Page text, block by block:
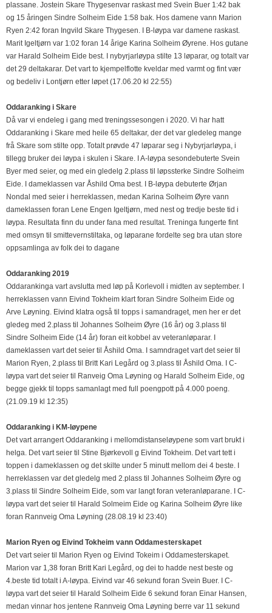
plassane. Jostein Skare Thygesenvar raskast med Svein Buer 1:42 bak
og 15 åringen Sindre Solheim Eide 1:58 bak. Hos damene vann Marion
Ryen 2:42 foran Ingvild Skare Thygesen. I B-løypa var damene raskast.
Marit Igeltjørn var 1:02 foran 14 årige Karina Solheim Øyrene. Hos gutane
var Harald Solheim Eide best. I nybyrjarløypa stilte 13 løparar, og totalt var
det 29 deltakarar. Det vart to kjempelflotte kveldar med varmt og fint vær
og bedeliv i Lontjørn etter løpet (17.06.20 kl 22:55)
Oddaranking i Skare
Då var vi endeleg i gang med treningssesongen i 2020. Vi har hatt
Oddaranking i Skare med heile 65 deltakar, der det var gledeleg mange
frå Skare som stilte opp. Totalt prøvde 47 løparar seg i Nybyrjarløypa, i
tillegg bruker dei løypa i skulen i Skare. I A-løypa sesondebuterte Svein
Byer med seier, og med ein gledelg 2.plass til løpssterke Sindre Solheim
Eide. I dameklassen var Åshild Oma best. I B-løypa debuterte Ørjan
Nondal med seier i herreklassen, medan Karina Solheim Øyre vann
dameklassen foran Lene Engen Igeltjørn, med nest og tredje beste tid i
løypa. Resultata finn du under fana med resultat. Treninga fungerte fint
med omsyn til smittevernstiltaka, og løparane fordelte seg bra utan store
oppsamlinga av folk dei to dagane
Oddaranking 2019
Oddarankinga vart avslutta med løp på Korlevoll i midten av september. I
herreklassen vann Eivind Tokheim klart foran Sindre Solheim Eide og
Arve Løyning. Eivind klatra også til topps i samandraget, men her er det
gledeg med 2.plass til Johannes Solheim Øyre (16 år) og 3.plass til
Sindre Solheim Eide (14 år) foran eit kobbel av veteranløparar. I
dameklassen vart det seier til Åshild Oma. I samndraget vart det seier til
Marion Ryen, 2.plass til Britt Kari Legård og 3.plass til Åshild Oma. I C-
løypa vart det seier til Ranveig Oma Løyning og Harald Solheim Eide, og
begge gjekk til topps samanlagt med full poengpott på 4.000 poeng.
(21.09.19 kl 12:35)
Oddaranking i KM-løypene
Det vart arrangert Oddaranking i mellomdistanseløypene som vart brukt i
helga. Det vart seier til Stine Bjørkevoll g Eivind Tokheim. Det vart tett i
toppen i dameklassen og det skilte under 5 minutt mellom dei 4 beste. I
herreklassen var det gledelg med 2.plass til Johannes Solheim Øyre og
3.plass til Sindre Solheim Eide, som var langt foran veteranløparane. I C-
løypa vart det seier til Harald Solmeim Eide og Karina Solheim Øyre like
foran Rannveig Oma Løyning (28.08.19 kl 23:40)
Marion Ryen og Eivind Tokheim vann Oddamesterskapet
Det vart seier til Marion Ryen og Eivind Tokeim i Oddamesterskapet.
Marion var 1,38 foran Britt Kari Legård, og dei to hadde nest beste og
4.beste tid totalt i A-løypa. Eivind var 46 sekund foran Svein Buer. I C-
løypa vart det seier til Harald Solheim Eide 6 sekund foran Einar Hansen,
medan vinnar hos jentene Rannveig Oma Løyning berre var 11 sekund